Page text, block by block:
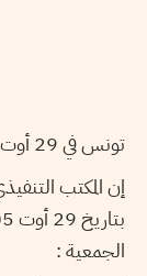
تونس في 29 أوت 2005
إن المكتب
الجمعية :